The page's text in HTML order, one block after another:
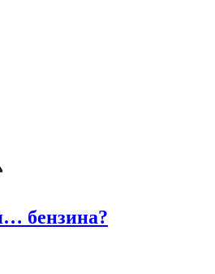
бензина?